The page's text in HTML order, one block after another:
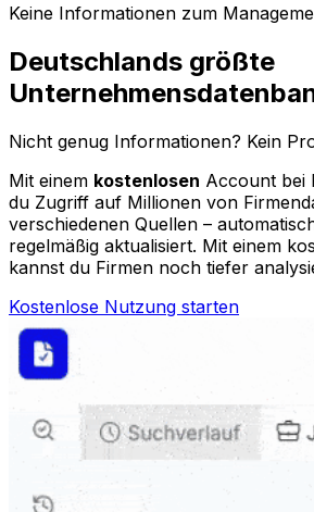
Keine Informationen zum
Deutschlands größte
Nicht genug Informationen? Kein
Mit einem kostenlosen Account bei
du Zugriff auf Millionen von
verschiedenen Quellen –
regelmäßig aktualisiert. Mit einem
kannst du Firmen noch tiefer
Kostenlose Nutzung starten